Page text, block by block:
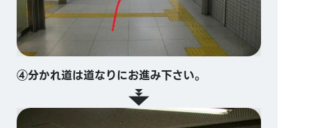
④分かれ道は道なりにお進み下さい。